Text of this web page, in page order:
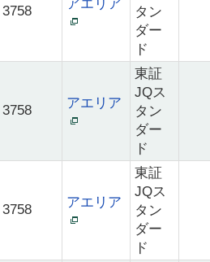
3758 アエリア
タン
ダー
ド
3758 アエリア
東証
JQス
タン
ダー
ド
3758 アエリア
東証
JQス
タン
ダー
ド